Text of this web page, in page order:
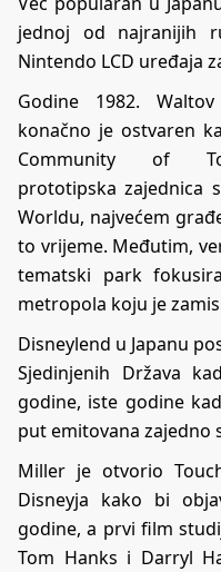
jednoj od najranijih
Nintendo LCD uređaja
Godine 1982.
konačno je ostvaren
Community of
prototipska zajednica
Worldu, najvećem
to vrijeme. Međutim,
tematski park
metropola koju je
Disneylend u Japanu
Sjedinjenih Država
godine, iste godine
put emitovana zajedno
Miller je otvorio
Disneyja kako bi
godine, a prvi film
Tom Hanks i Darryl